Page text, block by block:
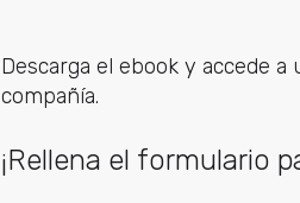
Descarga el ebook y accede
compañía.
¡Rellena el formulario